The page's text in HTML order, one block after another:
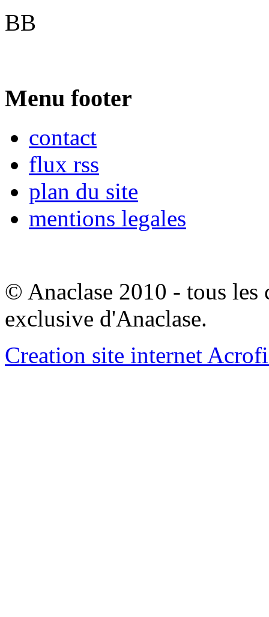
BB
Menu footer
contact
flux rss
plan du site
mentions legales
© Anaclase 2010 - tous les
exclusive d'Anaclase.
Creation site internet